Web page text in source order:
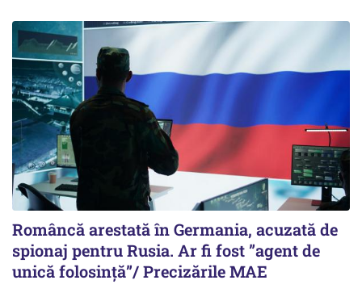
Româncă arestată în Germania, acuzată de
spionaj pentru Rusia. Ar fi fost ”agent de
unică folosință”/ Precizările MAE